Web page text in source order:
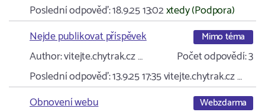
Poslední odpověď:18.9.25 13:02xtedy (Podpora)
Nejde publikovat příspěvek
Mimo téma
Author:vitejte.chytrak.cz … Počet odpovědí:3
Poslední odpověď:13.9.25 17:35vitejte.chytrak.cz …
Obnovení webu
Webzdarma